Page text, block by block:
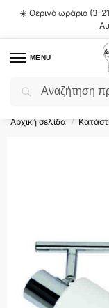
☀️ Θερινό ωράριο (3-
MENU
Flash Sale ⚡
Αρχική σελίδα /